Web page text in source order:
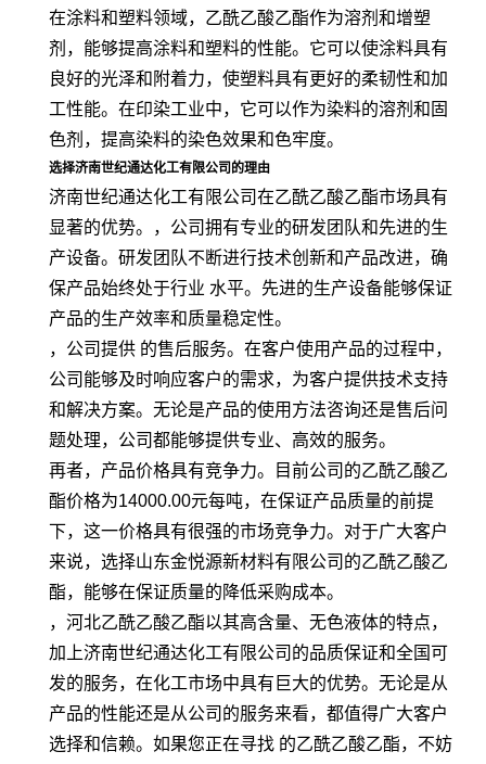
在涂料和塑料领域，乙酰乙酸乙酯作为溶剂和增塑
剂，能够提高涂料和塑料的性能。它可以使涂料具有
良好的光泽和附着力，使塑料具有更好的柔韧性和加
工性能。在印染工业中，它可以作为染料的溶剂和固
色剂，提高染料的染色效果和色牢度。
选择济南世纪通达化工有限公司的理由
济南世纪通达化工有限公司在乙酰乙酸乙酯市场具有
显著的优势。，公司拥有专业的研发团队和先进的生
产设备。研发团队不断进行技术创新和产品改进，确
保产品始终处于行业 水平。先进的生产设备能够保证
产品的生产效率和质量稳定性。
，公司提供 的售后服务。在客户使用产品的过程中，
公司能够及时响应客户的需求，为客户提供技术支持
和解决方案。无论是产品的使用方法咨询还是售后问
题处理，公司都能够提供专业、高效的服务。
再者，产品价格具有竞争力。目前公司的乙酰乙酸乙
酯价格为14000.00元每吨，在保证产品质量的前提
下，这一价格具有很强的市场竞争力。对于广大客户
来说，选择山东金悦源新材料有限公司的乙酰乙酸乙
酯，能够在保证质量的降低采购成本。
，河北乙酰乙酸乙酯以其高含量、无色液体的特点，
加上济南世纪通达化工有限公司的品质保证和全国可
发的服务，在化工市场中具有巨大的优势。无论是从
产品的性能还是从公司的服务来看，都值得广大客户
选择和信赖。如果您正在寻找 的乙酰乙酸乙酯，不妨